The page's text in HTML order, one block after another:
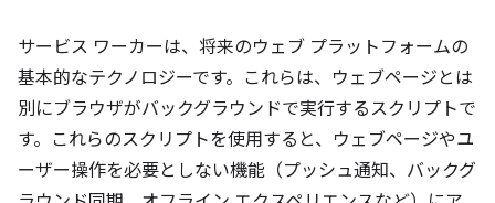
サービス ワーカーは、将来のウェブ プラットフォームの
基本的なテクノロジーです。これらは、ウェブページとは
別にブラウザがバックグラウンドで実行するスクリプトで
す。これらのスクリプトを使用すると、ウェブページやユ
ーザー操作を必要としない機能（プッシュ通知、バックグ